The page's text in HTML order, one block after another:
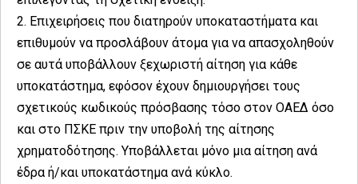
2. Επιχειρήσεις που διατηρούν υποκαταστήματα και
επιθυμούν να προσλάβουν άτομα για να απασχοληθούν
σε αυτά υποβάλλουν ξεχωριστή αίτηση για κάθε
υποκατάστημα, εφόσον έχουν δημιουργήσει τους
σχετικούς κωδικούς πρόσβασης τόσο στον ΟΑΕΔ όσο
και στο ΠΣΚΕ πριν την υποβολή της αίτησης
χρηματοδότησης. Υποβάλλεται μόνο μια αίτηση ανά
έδρα ή/και υποκατάστημα ανά κύκλο.